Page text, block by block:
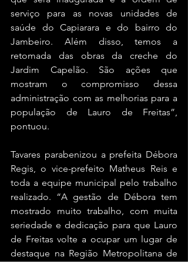
serviço para as novas unidades de
saúde do Capiarara e do bairro do
Jambeiro. Além disso, temos a
retomada das obras da creche do
Jardim Capelão. São ações que
mostram o compromisso dessa
administração com as melhorias para a
população de Lauro de Freitas”,
pontuou.
Tavares parabenizou a prefeita Débora
Regis, o vice-prefeito Matheus Reis e
toda a equipe municipal pelo trabalho
realizado. “A gestão de Débora tem
mostrado muito trabalho, com muita
seriedade e dedicação para que Lauro
de Freitas volte a ocupar um lugar de
destaque na Região Metropolitana de